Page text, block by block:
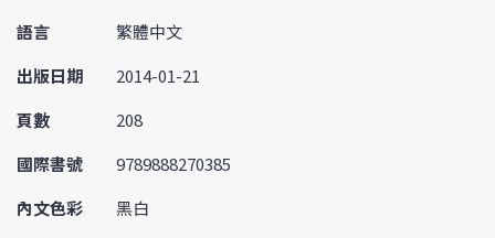
語言
繁體中文
出版日期
2014-01-21
頁數
208
國際書號
9789888270385
內文色彩
黑白